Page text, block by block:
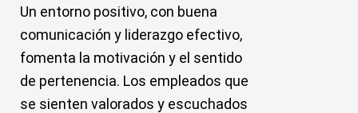
Un entorno positivo, con buena
comunicación y liderazgo efectivo,
fomenta la motivación y el sentido
de pertenencia. Los empleados que
se sienten valorados y escuchados